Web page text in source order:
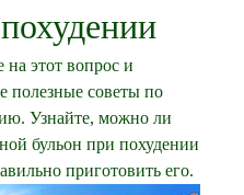
на этот вопрос и
полезные советы по
Узнайте, можно ли
бульон при похудении
приготовить его.